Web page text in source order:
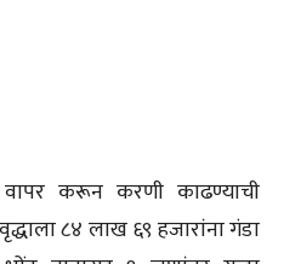
करून करणी काढण्याची
८४ लाख ६९ हजारांना गंडा